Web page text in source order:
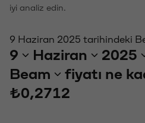
iyi analiz edin.
9 Haziran 2025 tarihindeki
9 Haziran 2025
Beam
fiyatı ne
₺0,2712